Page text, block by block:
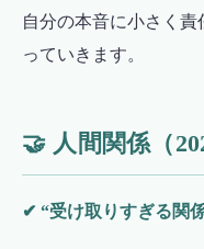
自分の本音に小さく
っていきます。
🤝 人間関係（
✔ “受け取りすぎる関